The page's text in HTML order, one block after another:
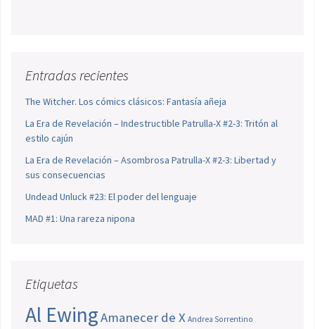
Entradas recientes
The Witcher. Los cómics clásicos: Fantasía añeja
La Era de Revelación – Indestructible Patrulla-X #2-3: Tritón al
estilo cajún
La Era de Revelación – Asombrosa Patrulla-X #2-3: Libertad y
sus consecuencias
Undead Unluck #23: El poder del lenguaje
MAD #1: Una rareza nipona
Etiquetas
Al EwingAmanecer de X Andrea Sorrentino